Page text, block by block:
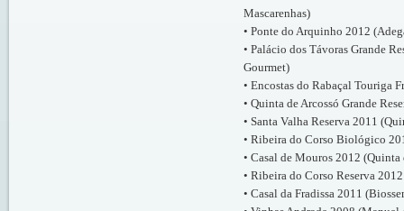
Mascarenhas)
• Ponte do Arquinho 2012
• Palácio dos Távoras Grande
Gourmet)
• Encostas do Rabaçal Touriga
• Quinta de Arcossó Grande
• Santa Valha Reserva 2011
• Ribeira do Corso Biológico
• Casal de Mouros 2012
• Ribeira do Corso Reserva
• Casal da Fradissa 2011